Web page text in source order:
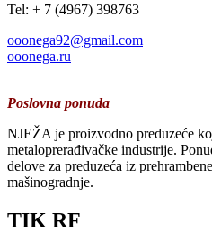
Tel: + 7 (4967) 398763
ooonega92@gmail.com
ooonega.ru
Poslovna ponuda
NJEŽA je proizvodno preduzeće
metaloprerađivačke industrije.
delove za preduzeća iz
mašinogradnje.
TIK RF